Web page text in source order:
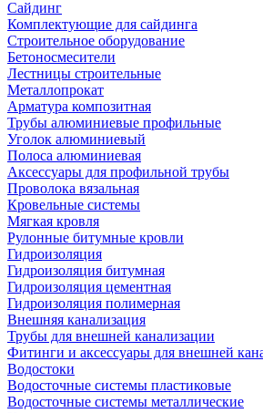
Сайдинг
Комплектующие для сайдинга
Строительное оборудование
Бетоносмесители
Лестницы строительные
Металлопрокат
Арматура композитная
Трубы алюминиевые профильные
Уголок алюминиевый
Полоса алюминиевая
Аксессуары для профильной трубы
Проволока вязальная
Кровельные системы
Мягкая кровля
Рулонные битумные кровли
Гидроизоляция
Гидроизоляция битумная
Гидроизоляция цементная
Гидроизоляция полимерная
Внешняя канализация
Трубы для внешней канализации
Фитинги и аксессуары для внешней
Водостоки
Водосточные системы пластиковые
Водосточные системы металлические